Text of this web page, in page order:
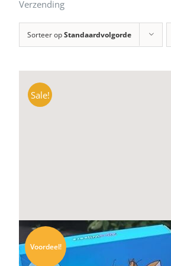
Verzending
Sorteer opStandaardvolgorde
Sale!
Voordeel!